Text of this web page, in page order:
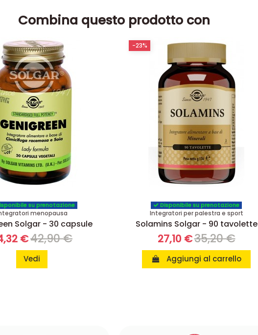
Combina questo prodotto con
su prenotazione
menopausa
Solgar - 30 capsule
€42,90 €
Vedi
Disponibile su prenotazione
Integratori per palestra e sport
Solamins Solgar - 90 tavolette
27,10 €35,20 €
Aggiungi al carrello
-23%